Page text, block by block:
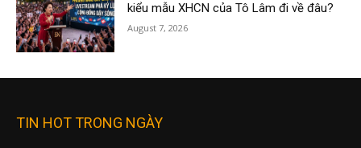
kiểu mẫu XHCN của Tô Lâm đi về đâu?
August 7, 2026
TIN HOT TRONG NGÀY